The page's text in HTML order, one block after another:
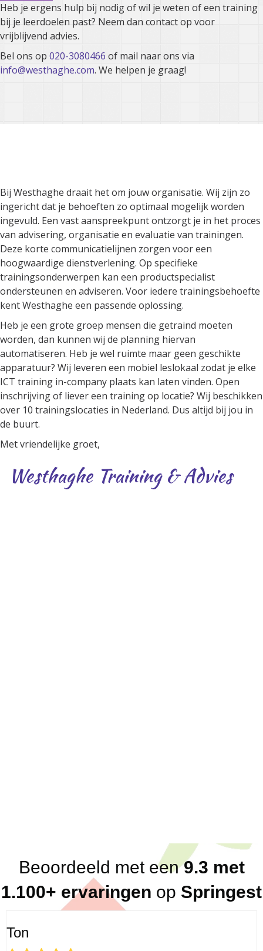
Heb je ergens hulp bij nodig of wil je weten of een training
bij je leerdoelen past? Neem dan contact op voor
vrijblijvend advies.
Bel ons op 020-3080466 of mail naar ons via
info@westhaghe.com. We helpen je graag!
Bij Westhaghe draait het om jouw organisatie. Wij zijn zo
ingericht dat je behoeften zo optimaal mogelijk worden
ingevuld. Een vast aanspreekpunt ontzorgt je in het proces
van advisering, organisatie en evaluatie van trainingen.
Deze korte communicatielijnen zorgen voor een
hoogwaardige dienstverlening. Op specifieke
trainingsonderwerpen kan een productspecialist
ondersteunen en adviseren. Voor iedere trainingsbehoefte
kent Westhaghe een passende oplossing.
Heb je een grote groep mensen die getraind moeten
worden, dan kunnen wij de planning hiervan
automatiseren. Heb je wel ruimte maar geen geschikte
apparatuur? Wij leveren een mobiel leslokaal zodat je elke
ICT training in-company plaats kan laten vinden. Open
inschrijving of liever een training op locatie? Wij beschikken
over 10 trainingslocaties in Nederland. Dus altijd bij jou in
de buurt.
Met vriendelijke groet,
Westhaghe Training & Advies
Beoordeeld met een9.3 met
1.100+ ervaringen op Springest
Ton